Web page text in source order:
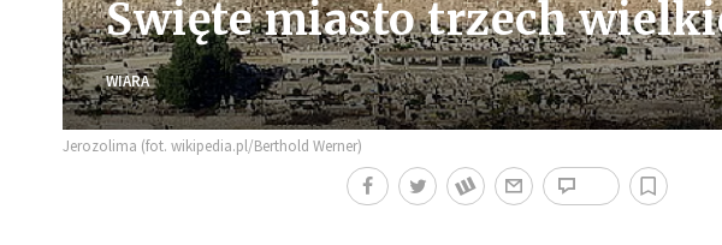
Święte miasto trzech
WIARA
Jerozolima (fot. wikipedia.pl/Berthold Werner)